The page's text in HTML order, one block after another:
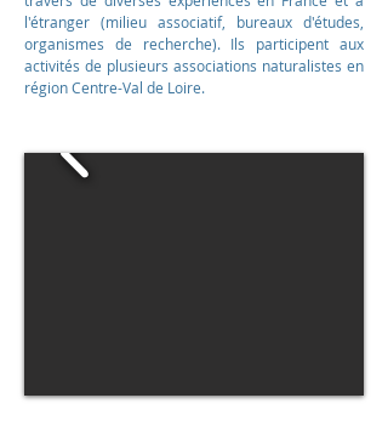
l'étranger (milieu associatif, bureaux d'études,
organismes de recherche). Ils participent aux
activités de plusieurs associations naturalistes en
région Centre-Val de Loire.